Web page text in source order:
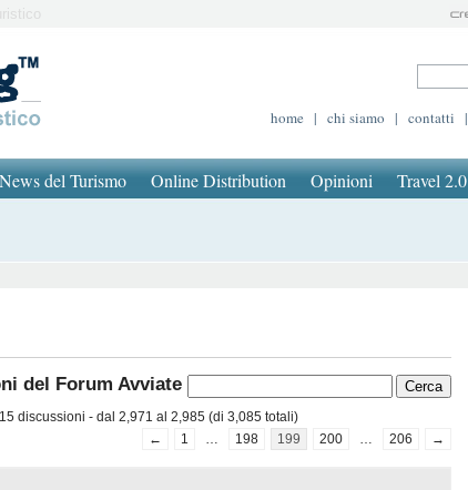
home | chi siamo | contatti |
News del Turismo Online Distribution Opinioni Travel 2.0
del Forum Avviate
discussioni - dal 2,971 al 2,985 (di 3,085 totali)
←
1 … 198 199 200 … 206 →